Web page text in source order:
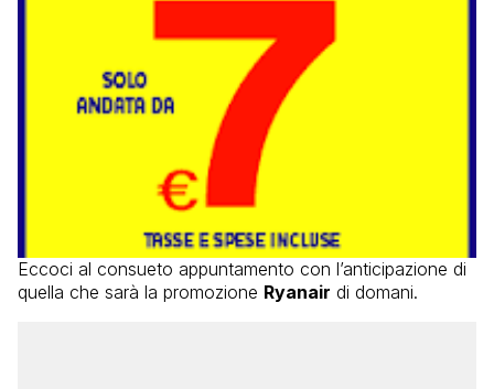
Eccoci al consueto appuntamento con l’anticipazione di
quella che sarà la promozione Ryanair di domani.